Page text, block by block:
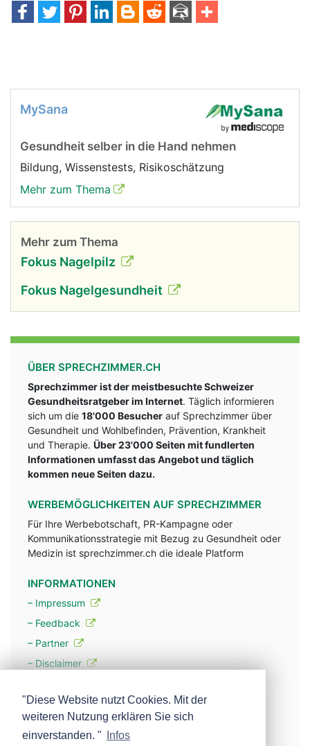
MySana
Gesundheit selber in die Hand nehmen
Bildung, Wissenstests, Risikoschätzung
Mehr zum Thema
Mehr zum Thema
Fokus Nagelpilz
Fokus Nagelgesundheit
ÜBER SPRECHZIMMER.CH
Sprechzimmer ist der meistbesuchte Schweizer
Gesundheitsratgeber im Internet. Täglich informieren
sich um die 18'000 Besucher auf Sprechzimmer über
Gesundheit und Wohlbefinden, Prävention, Krankheit
und Therapie. Über 23'000 Seiten mit fundlerten
Informationen umfasst das Angebot und täglich
kommen neue Seiten dazu.
WERBEMÖGLICHKEITEN AUF SPRECHZIMMER
Für Ihre Werbebotschaft, PR-Kampagne oder
Kommunikationsstrategie mit Bezug zu Gesundheit oder
Medizin ist sprechzimmer.ch die ideale Platform
INFORMATIONEN
– Impressum
– Feedback
– Partner
– Disclaimer
– Werbung
– Mehr über unsere Experten
"Diese Website nutzt Cookies. Mit der
weiteren Nutzung erklären Sie sich
einverstanden. "
Infos